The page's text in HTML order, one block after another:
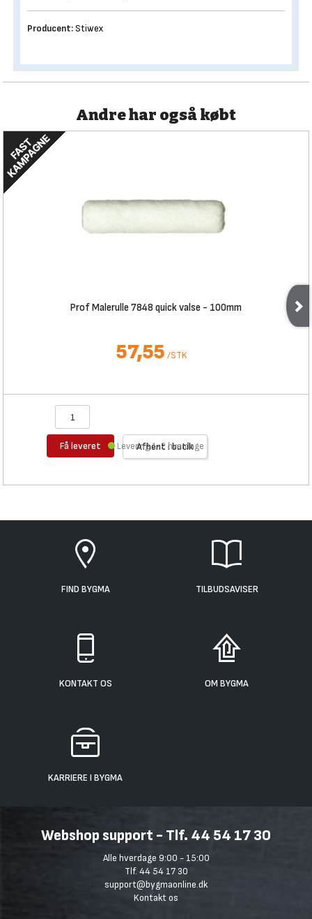
Producent: Stiwex
Andre har også købt
Prof Malerulle 7848 quick valse - 100mm
57,55 /STK
Få leveret Afhent i butik
Levering 1-2 hverdage
FIND BYGMA TILBUDSAVISER
KONTAKT OS OM BYGMA
KARRIERE I BYGMA
Webshop support - Tlf. 44 54 17 30
Alle hverdage 9:00 - 15:00
Tlf. 44 54 17 30
support@bygmaonline.dk
Kontakt os